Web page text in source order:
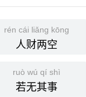
rén cái liǎng kōng
人财两空
ruò wú qí shì
若无其事